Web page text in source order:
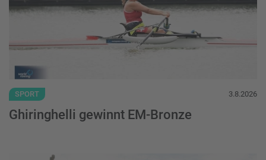
SPORT 3.8.2026
Ghiringhelli gewinnt EM-Bronze